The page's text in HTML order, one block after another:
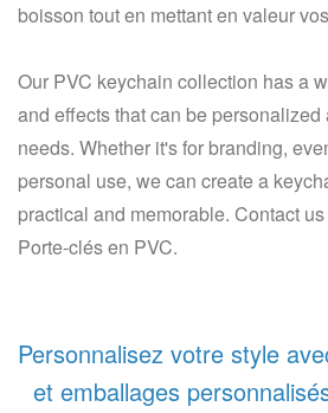
boisson tout en mettant en valeur
Our PVC keychain collection has a
and effects that can be
needs. Whether it's for branding,
personal use, we can create a
practical and memorable. Contact
Porte-clés en PVC.
Personnalisez votre style
et emballages